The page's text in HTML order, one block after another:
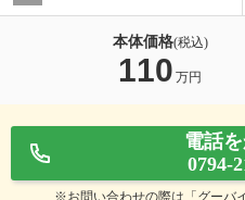
本体価格(税込)
110 万円
電話
0794-
※お問い合わせの際は「グーバ